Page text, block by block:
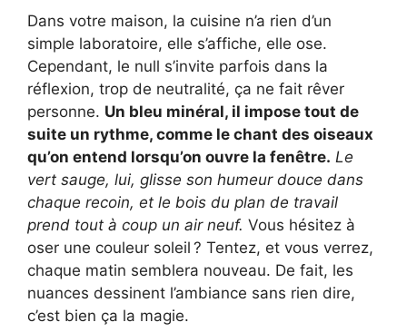
Dans votre maison, la cuisine n’a rien d’un
simple laboratoire, elle s’affiche, elle ose.
Cependant, le null s’invite parfois dans la
réflexion, trop de neutralité, ça ne fait rêver
personne. Un bleu minéral, il impose tout de
suite un rythme, comme le chant des oiseaux
qu’on entend lorsqu’on ouvre la fenêtre. Le
vert sauge, lui, glisse son humeur douce dans
chaque recoin, et le bois du plan de travail
prend tout à coup un air neuf. Vous hésitez à
oser une couleur soleil ? Tentez, et vous verrez,
chaque matin semblera nouveau. De fait, les
nuances dessinent l’ambiance sans rien dire,
c’est bien ça la magie.